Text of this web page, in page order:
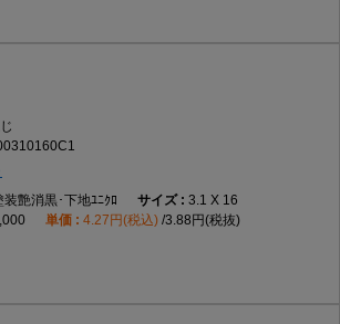
装艶消黒･下地ﾕﾆｸﾛ
3.1 X 16
4.27円(税込) 3.88円(税抜)